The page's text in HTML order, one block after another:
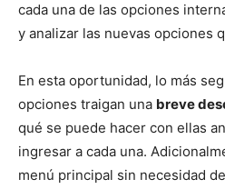
cada una de las opciones
y analizar las nuevas opciones
En esta oportunidad, lo más
opciones traigan una breve
qué se puede hacer con ellas
ingresar a cada una.
menú principal sin necesidad